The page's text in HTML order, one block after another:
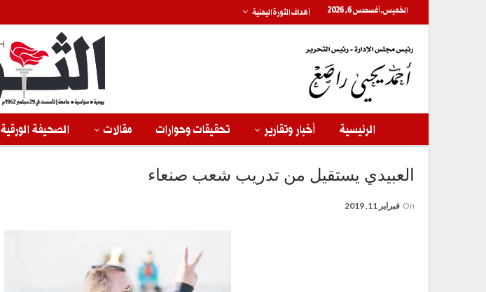
الخميس, أغسطس 6, 2026 أهداف الثورة اليمنية
الرئيسية أخبار وتقارير تحقيقات وحوارات مقالات الصحيفة الورقية
العبيدي يستقيل من تدريب شعب صنعاء
On فبراير 11, 2019